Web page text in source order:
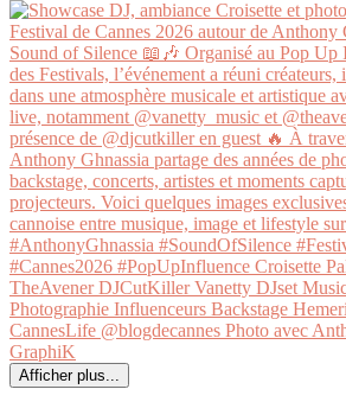
Afficher plus...